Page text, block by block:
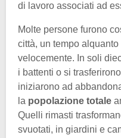
di lavoro associati ad
Molte persone furono
città, un tempo
velocemente. In soli
i battenti o si
iniziarono ad
la popolazione totale
Quelli rimasti
svuotati, in giardini e